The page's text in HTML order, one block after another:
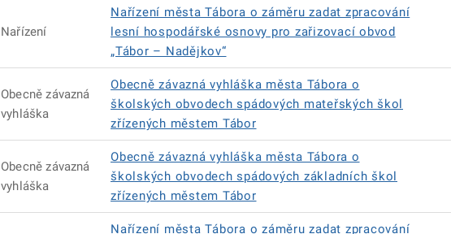
Nařízení
Nařízení města Tábora o záměru zadat zpracování
lesní hospodářské osnovy pro zařizovací obvod
„Tábor – Nadějkov“
Obecně závazná
vyhláška
Obecně závazná vyhláška města Tábora o
školských obvodech spádových mateřských škol
zřízených městem Tábor
Obecně závazná
vyhláška
Obecně závazná vyhláška města Tábora o
školských obvodech spádových základních škol
zřízených městem Tábor
Nařízení města Tábora o záměru zadat zpracování